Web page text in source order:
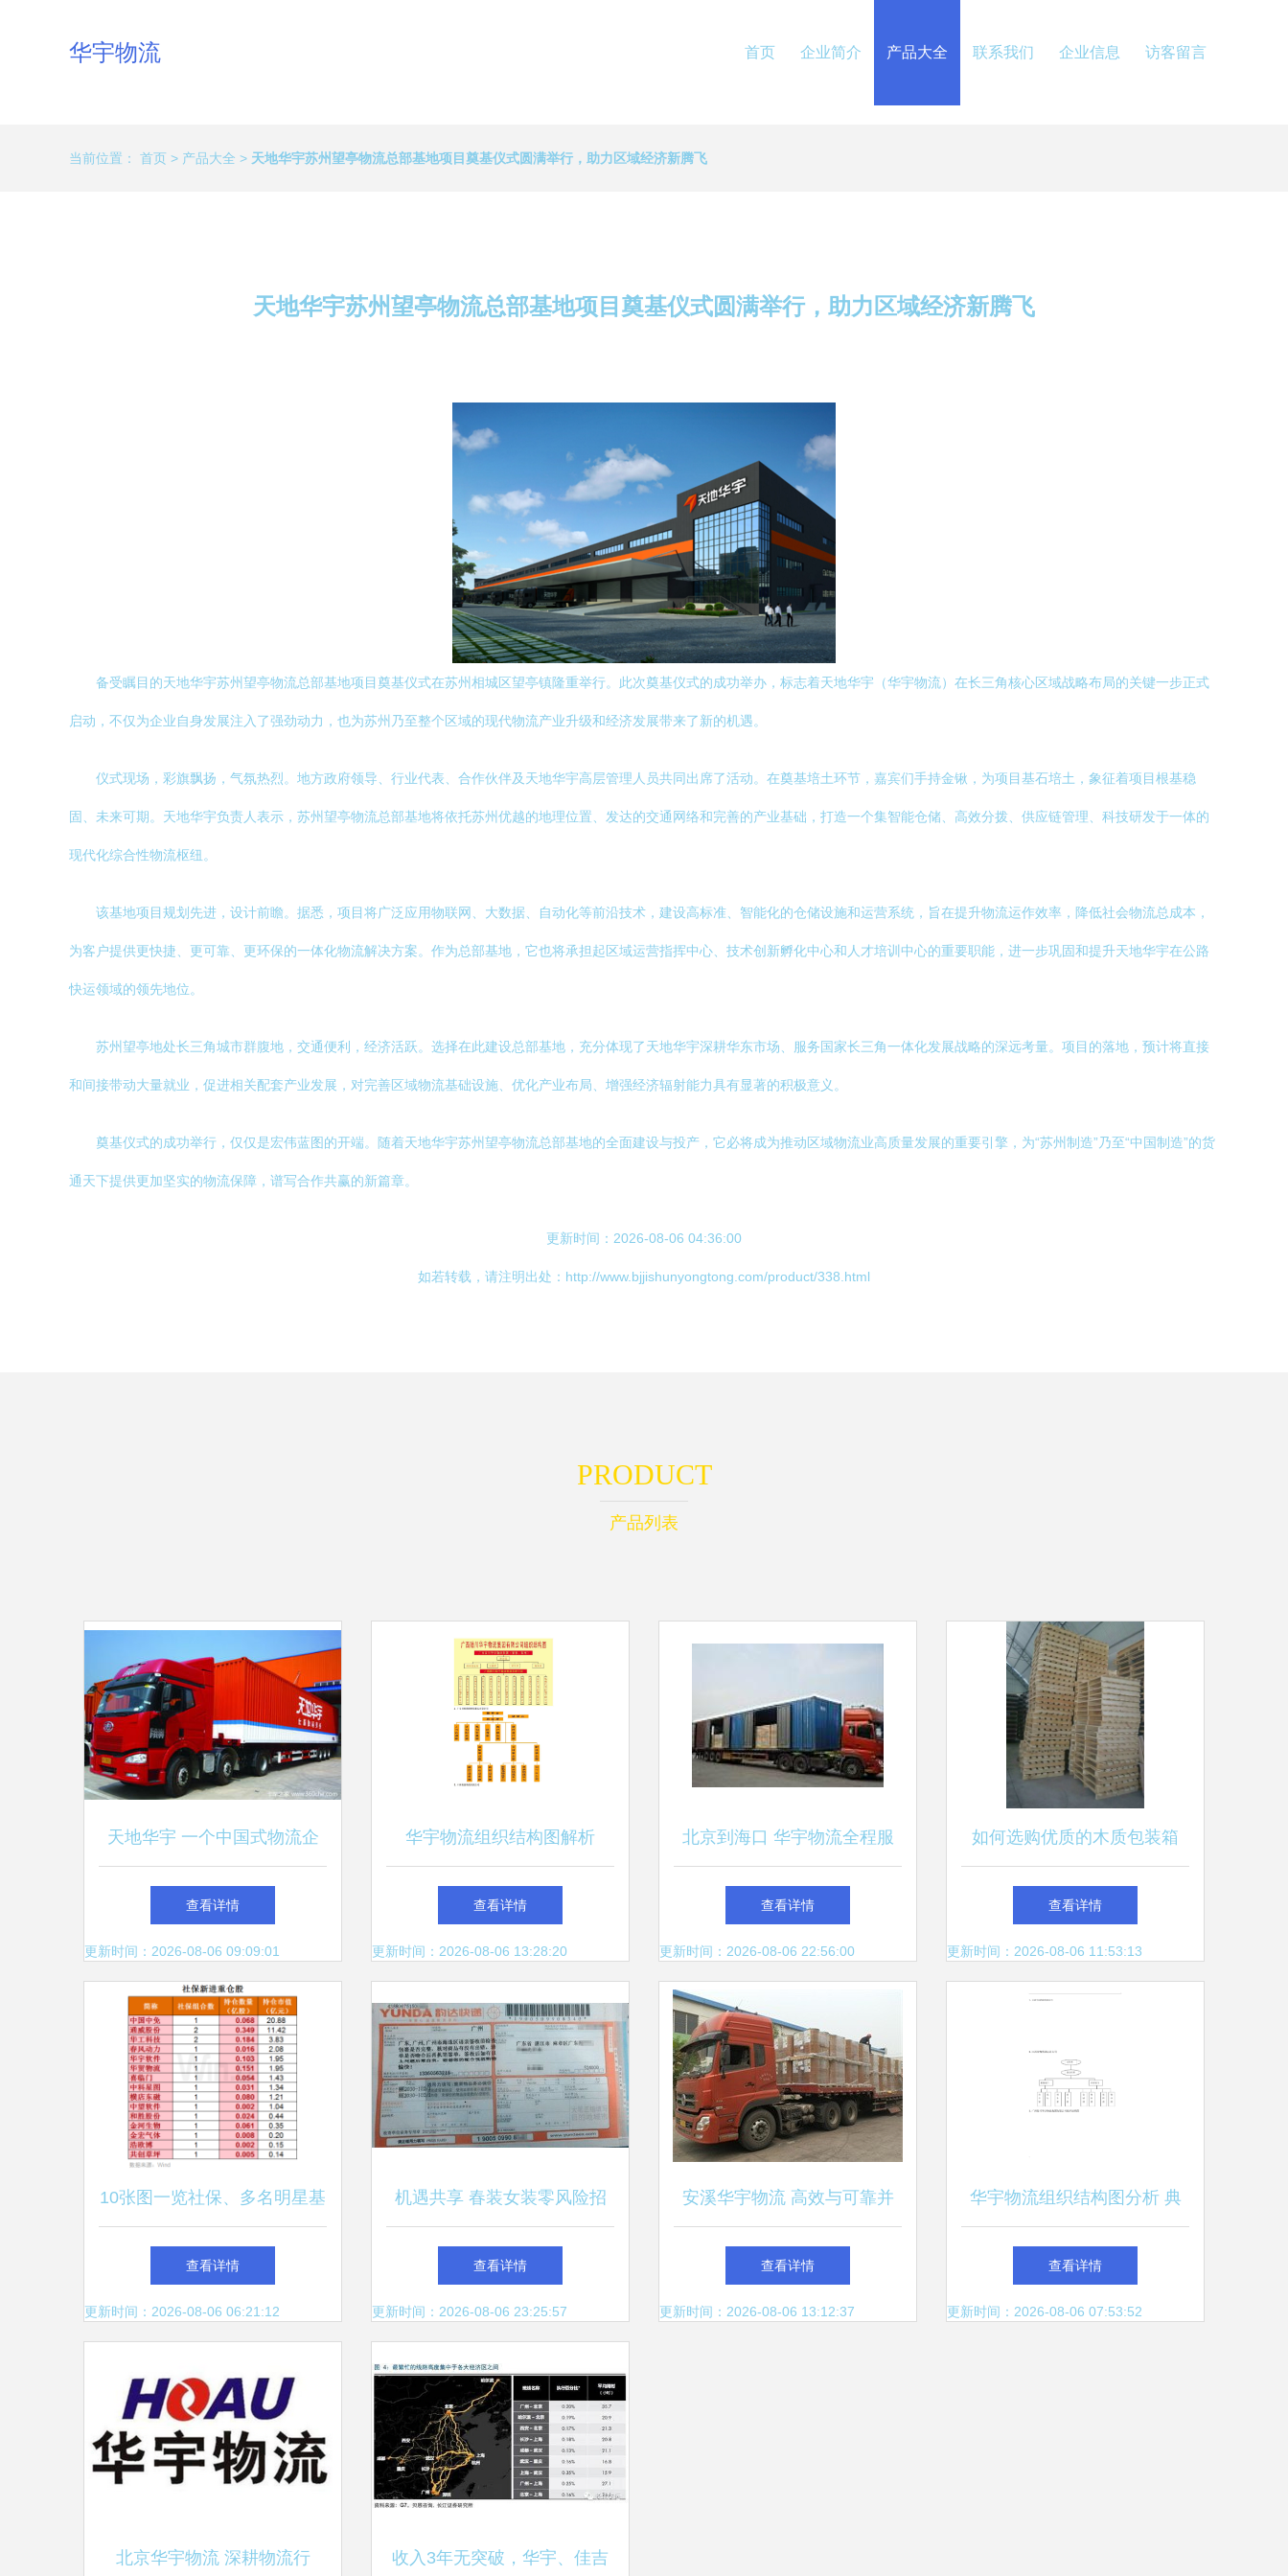
华宇物流 首页 企业简介 产品大全 联系我们 企业信息 访客留言
当前位置： 首页 > 产品大全 > 天地华宇苏州望亭物流总部基地项目奠基仪式圆满举行，助力区域经济新腾飞
天地华宇苏州望亭物流总部基地项目奠基仪式圆满举行，助力区域经济新腾飞
备受瞩目的天地华宇苏州望亭物流总部基地项目奠基仪式在苏州相城区望亭镇隆重举行。此次奠基仪式的成功举办，标志着天地华宇（华宇物流）在长三角核心区域战略布局的关键一步正式
启动，不仅为企业自身发展注入了强劲动力，也为苏州乃至整个区域的现代物流产业升级和经济发展带来了新的机遇。
仪式现场，彩旗飘扬，气氛热烈。地方政府领导、行业代表、合作伙伴及天地华宇高层管理人员共同出席了活动。在奠基培土环节，嘉宾们手持金锹，为项目基石培土，象征着项目根基稳
固、未来可期。天地华宇负责人表示，苏州望亭物流总部基地将依托苏州优越的地理位置、发达的交通网络和完善的产业基础，打造一个集智能仓储、高效分拨、供应链管理、科技研发于一体的
现代化综合性物流枢纽。
该基地项目规划先进，设计前瞻。据悉，项目将广泛应用物联网、大数据、自动化等前沿技术，建设高标准、智能化的仓储设施和运营系统，旨在提升物流运作效率，降低社会物流总成本，
为客户提供更快捷、更可靠、更环保的一体化物流解决方案。作为总部基地，它也将承担起区域运营指挥中心、技术创新孵化中心和人才培训中心的重要职能，进一步巩固和提升天地华宇在公路
快运领域的领先地位。
苏州望亭地处长三角城市群腹地，交通便利，经济活跃。选择在此建设总部基地，充分体现了天地华宇深耕华东市场、服务国家长三角一体化发展战略的深远考量。项目的落地，预计将直接
和间接带动大量就业，促进相关配套产业发展，对完善区域物流基础设施、优化产业布局、增强经济辐射能力具有显著的积极意义。
奠基仪式的成功举行，仅仅是宏伟蓝图的开端。随着天地华宇苏州望亭物流总部基地的全面建设与投产，它必将成为推动区域物流业高质量发展的重要引擎，为“苏州制造”乃至“中国制造”的货
通天下提供更加坚实的物流保障，谱写合作共赢的新篇章。
更新时间：2026-08-06 04:36:00
如若转载，请注明出处：http://www.bjjishunyongtong.com/product/338.html
PRODUCT
产品列表
天地华宇 一个中国式物流企
业发展史
查看详情
更新时间：2026-08-06 09:09:01
华宇物流组织结构图解析
查看详情
更新时间：2026-08-06 13:28:20
北京到海口 华宇物流全程服
务解析
查看详情
更新时间：2026-08-06 22:56:00
如何选购优质的木质包装箱
以白银地区华宇物流为例
查看详情
更新时间：2026-08-06 11:53:13
10张图一览社保、多名明星基
金经理最新重仓股(附名单) 华
宇物流
查看详情
更新时间：2026-08-06 06:21:12
机遇共享 春装女装零风险招
商新模式解析
查看详情
更新时间：2026-08-06 23:25:57
安溪华宇物流 高效与可靠并
存的物流选择
查看详情
更新时间：2026-08-06 13:12:37
华宇物流组织结构图分析 典
型物流企业的架构解析
查看详情
更新时间：2026-08-06 07:53:52
北京华宇物流 深耕物流行 收入3年无突破，华宇、佳吉